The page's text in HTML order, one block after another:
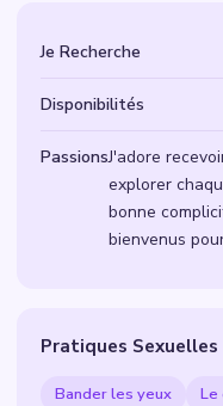
Je Recherche
Disponibilités
PassionsJ'adore
explorer
bonne
bienvenus
Pratiques Sexuelles
Bander les yeux
Le